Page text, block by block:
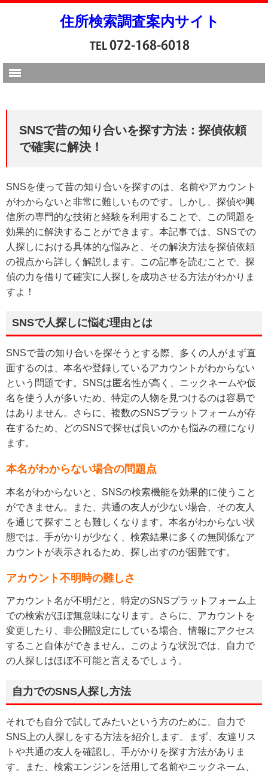
住所検索調査案内サイト
SNSで昔の知り合いを探す方法：探偵依頼
で確実に解決！
SNSを使って昔の知り合いを探すのは、名前やアカウント
がわからないと非常に難しいものです。しかし、探偵や興
信所の専門的な技術と経験を利用することで、この問題を
効果的に解決することができます。本記事では、SNSでの
人探しにおける具体的な悩みと、その解決方法を探偵依頼
の視点から詳しく解説します。この記事を読むことで、探
偵の力を借りて確実に人探しを成功させる方法がわかりま
すよ！
SNSで人探しに悩む理由とは
SNSで昔の知り合いを探そうとする際、多くの人がまず直
面するのは、本名や登録しているアカウントがわからない
という問題です。SNSは匿名性が高く、ニックネームや仮
名を使う人が多いため、特定の人物を見つけるのは容易で
はありません。さらに、複数のSNSプラットフォームが存
在するため、どのSNSで探せば良いのかも悩みの種になり
ます。
本名がわからない場合の問題点
本名がわからないと、SNSの検索機能を効果的に使うこと
ができません。また、共通の友人が少ない場合、その友人
を通じて探すことも難しくなります。本名がわからない状
態では、手がかりが少なく、検索結果に多くの無関係なア
カウントが表示されるため、探し出すのが困難です。
アカウント不明時の難しさ
アカウント名が不明だと、特定のSNSプラットフォーム上
での検索がほぼ無意味になります。さらに、アカウントを
変更したり、非公開設定にしている場合、情報にアクセス
すること自体ができません。このような状況では、自力で
の人探しはほぼ不可能と言えるでしょう。
自力でのSNS人探し方法
それでも自分で試してみたいという方のために、自力で
SNS上の人探しをする方法を紹介します。まず、友達リス
トや共通の友人を確認し、手がかりを探す方法がありま
す。また、検索エンジンを活用して名前やニックネーム、